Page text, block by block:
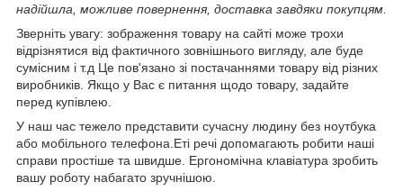
надійшла, можливе повернення, доставка завдяки покупцям.
Зверніть увагу: зображення товару на сайті може трохи
відрізнятися від фактичного зовнішнього вигляду, але буде
сумісним і т.д Це пов'язано зі постачаннями товару від різних
виробників. Якщо у Вас є питання щодо товару, задайте
перед купівлею.
У наш час тежело представити сучасну людину без ноутбука
або мобільного телефона.Еті речі допомагають робити наші
справи простіше та швидше. Ергономічна клавіатура зробить
вашу роботу набагато зручнішою.